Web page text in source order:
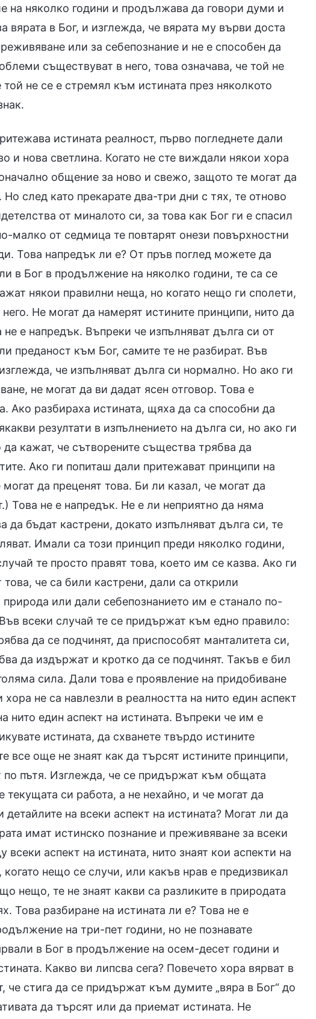
на няколко години и продължава да говори думи и
вярата в Бог, и изглежда, че вярата му върви доста
или за себепознание и не е способен да
съществуват в него, това означава, че той не
не се е стремял към истината през няколкото
истината реалност, първо погледнете дали
и нова светлина. Когато не сте виждали някои хора
общение за ново и свежо, защото те могат да
след като прекарате два-три дни с тях, те отново
от миналото си, за това как Бог ги е спасил
малко от седмица те повтарят онези повърхностни
Това напредък ли е? От пръв поглед можете да
в Бог в продължение на няколко години, те са се
някои правилни неща, но когато нещо ги сполети,
Не могат да намерят истините принципи, нито да
е напредък. Въпреки че изпълняват дълга си от
преданост към Бог, самите те не разбират. Във
че изпълняват дълга си нормално. Но ако ги
не могат да ви дадат ясен отговор. Това е
Ако разбираха истината, щяха да са способни да
резултати в изпълнението на дълга си, но ако ги
кажат, че сътворените същества трябва да
Ако ги попиташ дали притежават принципи на
да преценят това. Би ли казал, че могат да
Това не е напредък. Не е ли неприятно да няма
бъдат кастрени, докато изпълняват дълга си, те
Имали са този принцип преди няколко години,
те просто правят това, което им се казва. Ако ги
че са били кастрени, дали са открили
или дали себепознанието им е станало по-
всеки случай те се придържат към едно правило:
да се подчинят, да приспособят манталитета си,
да издържат и кротко да се подчинят. Такъв е бил
сила. Дали това е проявление на придобиване
не са навлезли в реалността на нито един аспект
нито един аспект на истината. Въпреки че им е
истината, да схванете твърдо истините
все още не знаят как да търсят истините принципи,
по пътя. Изглежда, че се придържат към общата
си работа, а не нехайно, и че могат да
на всеки аспект на истината? Могат ли да
имат истинско познание и преживяване за всеки
аспект на истината, нито знаят кои аспекти на
нещо се случи, или какъв нрав е предизвикал
нещо, те не знаят какви са разликите в природата
Това разбиране на истината ли е? Това не е
на три-пет години, но не познавате
в Бог в продължение на осем-десет години и
Какво ви липсва сега? Повечето хора вярват в
стига да се придържат към думите „вяра в Бог“ до
да търсят или да приемат истината. Не